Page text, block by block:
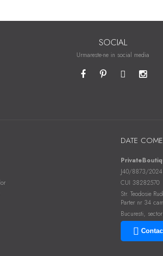
SOCIAL
Urmareste-ne in social media
DATE
J40/8873/2024
CUI 38282570
Str. Teodosie
Parter nr 34
Bucuresti,